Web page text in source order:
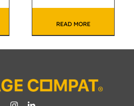
READ MORE